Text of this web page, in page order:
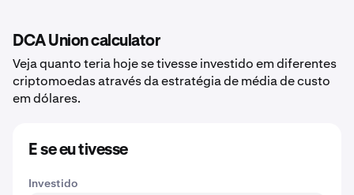
DCA Union calculator
Veja quanto teria hoje se tivesse investido em diferentes
criptomoedas através da estratégia de média de custo
em dólares.
E se eu tivesse
Investido